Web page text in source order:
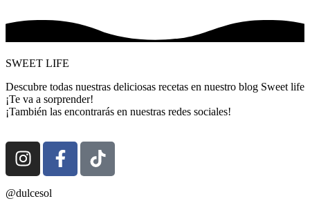
SWEET LIFE
Descubre todas nuestras deliciosas recetas en nuestro blog Sweet life
¡Te va a sorprender!
¡También las encontrarás en nuestras redes sociales!
@dulcesol